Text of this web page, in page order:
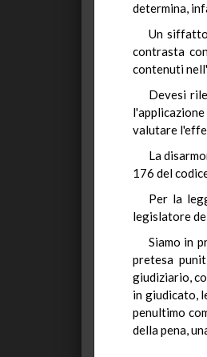
determina,
Un
contrasta
contenuti
Devesi
valutare
La
176 del
Per la
legislatore
Siamo in
pretesa
giudiziario,
in giudicato,
penultimo
della pena,